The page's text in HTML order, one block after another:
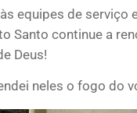
equipes de serviço
Santo continue a
Deus!
neles o fogo do